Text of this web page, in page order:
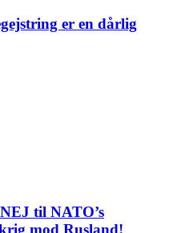
er en dårlig
til NATO’s
mod Rusland!